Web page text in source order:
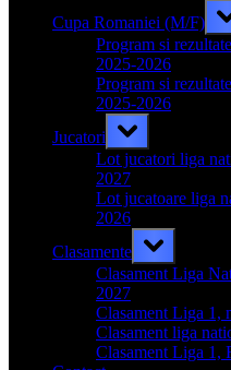
Cupa Romaniei (M/F)
sub-
Program si
2025-2026
Program si
2025-2026
Jucatori
Toggle
sub-
menu
Lot jucatori liga
2027
Lot jucatoare liga
2026
Clasamente
Toggle
sub-
menu
Clasament Liga
2027
Clasament Liga 1,
Clasament liga
Clasament Liga 1,